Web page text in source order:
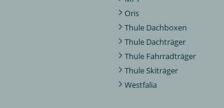
Oris
Thule Dachboxen
Thule Dachträger
Thule Fahrradträger
Thule Skiträger
Westfalia